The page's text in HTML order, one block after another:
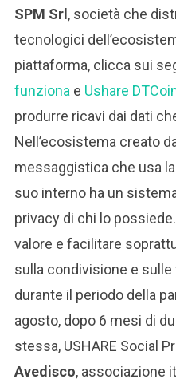
SPM Srl, società che
tecnologici
piattaforma, clicca sui
funziona e Ushare
produrre ricavi dai dati
Nell’ecosistema creato
messaggistica che usa
suo interno ha un
privacy di chi lo
valore e facilitare
sulla condivisione e
durante il periodo della
agosto, dopo 6 mesi di
stessa, USHARE Social
Avedisco, associazione